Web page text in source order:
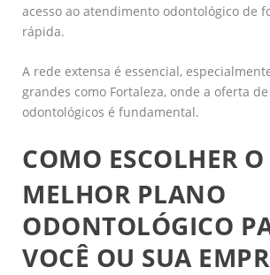
acesso ao atendimento odontológico de
rápida.
A rede extensa é essencial,
grandes como Fortaleza, onde a oferta
odontológicos é fundamental.
COMO ESCOLHER O
MELHOR PLANO
ODONTOLÓGICO
VOCÊ OU SUA